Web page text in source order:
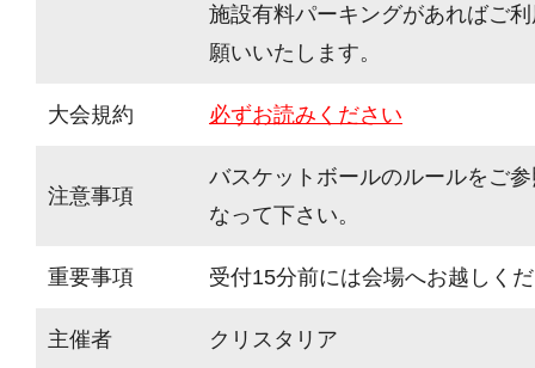
施設有料パーキングがあればご
願いいたします。
大会規約 必ずお読みください
注意事項
バスケットボールのルールをご
なって下さい。
重要事項 受付15分前には会場へお越しく
主催者 クリスタリア